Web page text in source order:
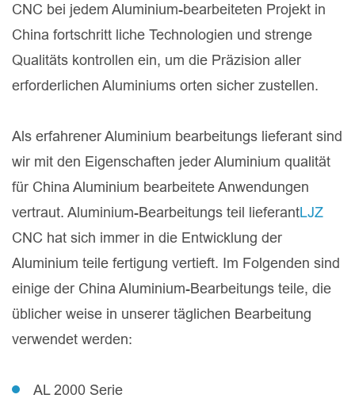
CNC bei jedem Aluminium-bearbeiteten Projekt in
China fortschritt liche Technologien und strenge
Qualitäts kontrollen ein, um die Präzision aller
erforderlichen Aluminiums orten sicher zustellen.
Als erfahrener Aluminium bearbeitungs lieferant sind
wir mit den Eigenschaften jeder Aluminium qualität
für China Aluminium bearbeitete Anwendungen
vertraut. Aluminium-Bearbeitungs teil lieferantLJZ
CNC hat sich immer in die Entwicklung der
Aluminium teile fertigung vertieft. Im Folgenden sind
einige der China Aluminium-Bearbeitungs teile, die
üblicher weise in unserer täglichen Bearbeitung
verwendet werden:
AL 2000 Serie